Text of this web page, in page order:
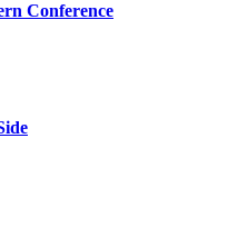
Conference